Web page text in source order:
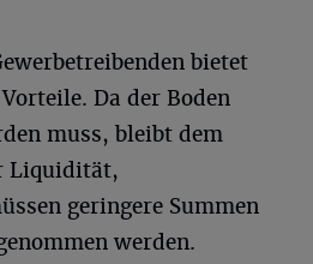
bietet
Da der Boden
muss, bleibt dem
Liquidität,
geringere Summen
werden.